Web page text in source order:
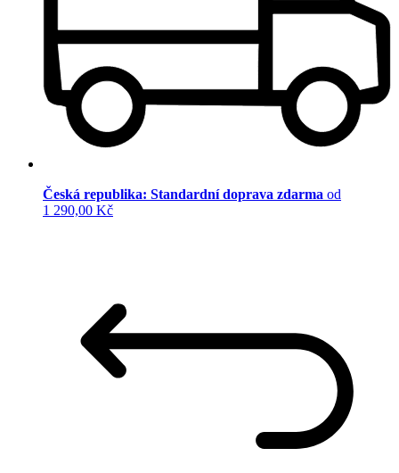
Česká republika: Standardní doprava zdarma od
1 290,00 Kč